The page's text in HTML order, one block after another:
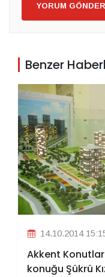
YORUM GÖNDER
Benzer
14.10.2014
Akkent
konuğu Şükrü